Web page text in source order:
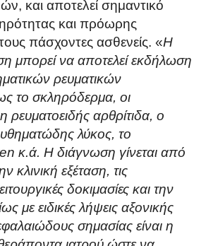
και αποτελεί σημαντικό
και πρόωρης
πάσχοντες ασθενείς. «Η
μπορεί να αποτελεί εκδήλωση
ρευματικών
το σκληρόδερμα, οι
ρευματοειδής αρθρίτιδα, ο
λύκος, το
κ.ά. Η διάγνωση γίνεται από
κλινική εξέταση, τις
δοκιμασίες και την
με ειδικές λήψεις αξονικής
σημασίας είναι η